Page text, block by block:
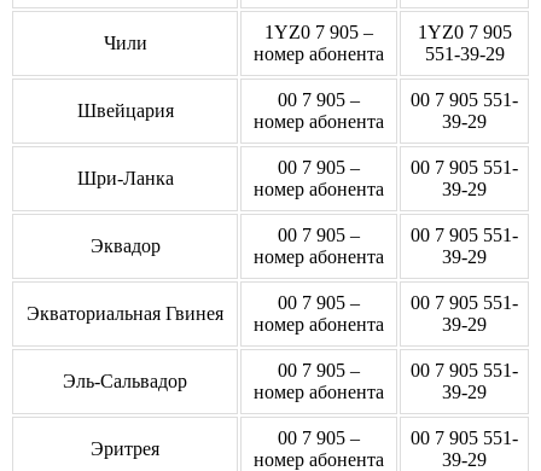
Чили
1YZ0 7 905 –
номер абонента
1YZ0 7 905
551-39-29
Швейцария
00 7 905 –
номер абонента
00 7 905 551-
39-29
Шри-Ланка
00 7 905 –
номер абонента
00 7 905 551-
39-29
Эквадор
00 7 905 –
номер абонента
00 7 905 551-
39-29
Экваториальная Гвинея
00 7 905 –
номер абонента
00 7 905 551-
39-29
Эль-Сальвадор
00 7 905 –
номер абонента
00 7 905 551-
39-29
Эритрея
00 7 905 –
номер абонента
00 7 905 551-
39-29